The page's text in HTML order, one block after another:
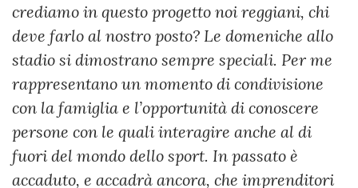
crediamo in questo progetto noi reggiani, chi
deve farlo al nostro posto? Le domeniche allo
stadio si dimostrano sempre speciali. Per me
rappresentano un momento di condivisione
con la famiglia e l’opportunità di conoscere
persone con le quali interagire anche al di
fuori del mondo dello sport. In passato è
accaduto, e accadrà ancora, che imprenditori